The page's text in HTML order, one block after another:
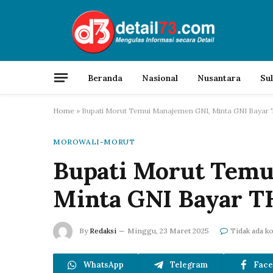
Beranda Nasional Nusantara
Home » Bupati Morut Temui Manajemen GNI, Minta GNI Bayar
MOROWALI-MORUT
Bupati Morut
Minta GNI Bayar
By Redaksi Minggu, 23 Maret 2025 Tidak ada
WhatsApp Telegram